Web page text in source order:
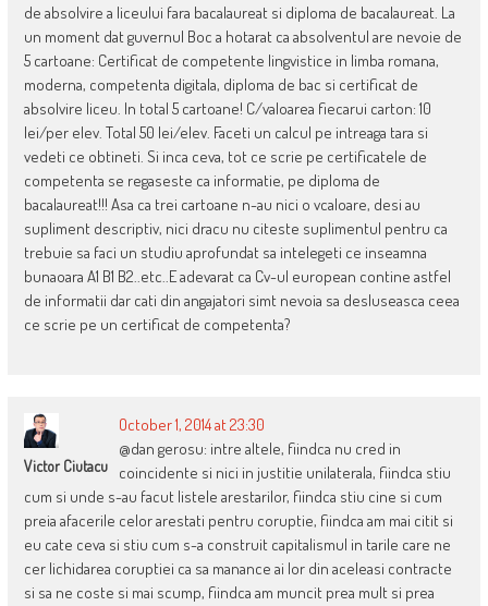
de absolvire a liceului fara bacalaureat si diploma de bacalaureat. La
un moment dat guvernul Boc a hotarat ca absolventul are nevoie de
5 cartoane: Certificat de competente lingvistice in limba romana,
moderna, competenta digitala, diploma de bac si certificat de
absolvire liceu. In total 5 cartoane! C/valoarea fiecarui carton: 10
lei/per elev. Total 50 lei/elev. Faceti un calcul pe intreaga tara si
vedeti ce obtineti. Si inca ceva, tot ce scrie pe certificatele de
competenta se regaseste ca informatie, pe diploma de
bacalaureat!!! Asa ca trei cartoane n-au nici o vcaloare, desi au
supliment descriptiv, nici dracu nu citeste suplimentul pentru ca
trebuie sa faci un studiu aprofundat sa intelegeti ce inseamna
bunaoara A1 B1 B2..etc..E adevarat ca Cv-ul european contine astfel
de informatii dar cati din angajatori simt nevoia sa desluseasca ceea
ce scrie pe un certificat de competenta?
Victor Ciutacu
October 1, 2014 at 23:30
@dan gerosu: intre altele, fiindca nu cred in
coincidente si nici in justitie unilaterala, fiindca stiu
cum si unde s-au facut listele arestarilor, fiindca stiu cine si cum
preia afacerile celor arestati pentru coruptie, fiindca am mai citit si
eu cate ceva si stiu cum s-a construit capitalismul in tarile care ne
cer lichidarea coruptiei ca sa manance ai lor din aceleasi contracte
si sa ne coste si mai scump, fiindca am muncit prea mult si prea